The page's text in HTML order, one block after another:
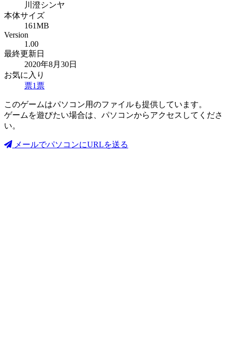
川澄シンヤ
本体サイズ
161MB
Version
1.00
最終更新日
2020年8月30日
お気に入り
票1 票
このゲームはパソコン用のファイルも提供しています。
ゲームを遊びたい場合は、パソコンからアクセスしてくださ
い。
メールでパソコンにURLを送る